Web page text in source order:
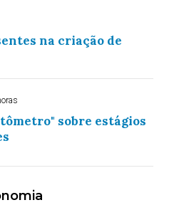
na criação de
sobre estágios